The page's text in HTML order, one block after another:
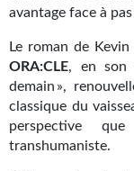
Yellow Submarine
NUMÉRIQUE
Romans et recueils
avantage face à
Le roman de
ORA:CLE, en son
demain »,
classique du
perspective
transhumaniste.